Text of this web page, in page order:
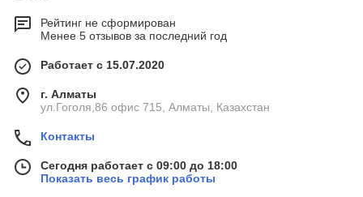
Рейтинг не сформирован
Менее 5 отзывов за последний год
Работает с 15.07.2020
г. Алматы
ул.Гоголя,86 офис 715, Алматы, Казахстан
Контакты
Сегодня работает с 09:00 до 18:00
Показать весь график работы